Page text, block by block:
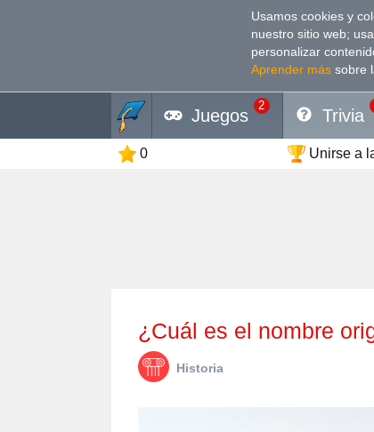
Usamos cookies y
nuestro sitio web;
personalizar
Aprender más sobre
Juegos
2
Trivia
0 Unirse a
¿Cuál es el nombre
Historia